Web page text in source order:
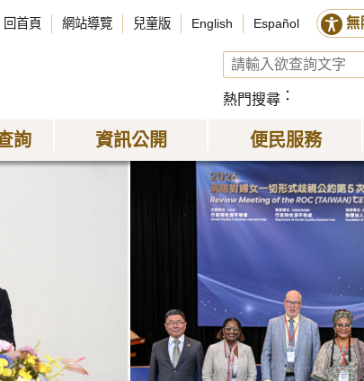
回首頁 網站導覽 兒童版 English Español 無
熱門搜尋
詢 資訊公開 便民服務